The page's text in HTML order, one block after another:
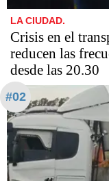
LA CIUDAD.
Crisis en el
reducen las
desde las 20.30
#02